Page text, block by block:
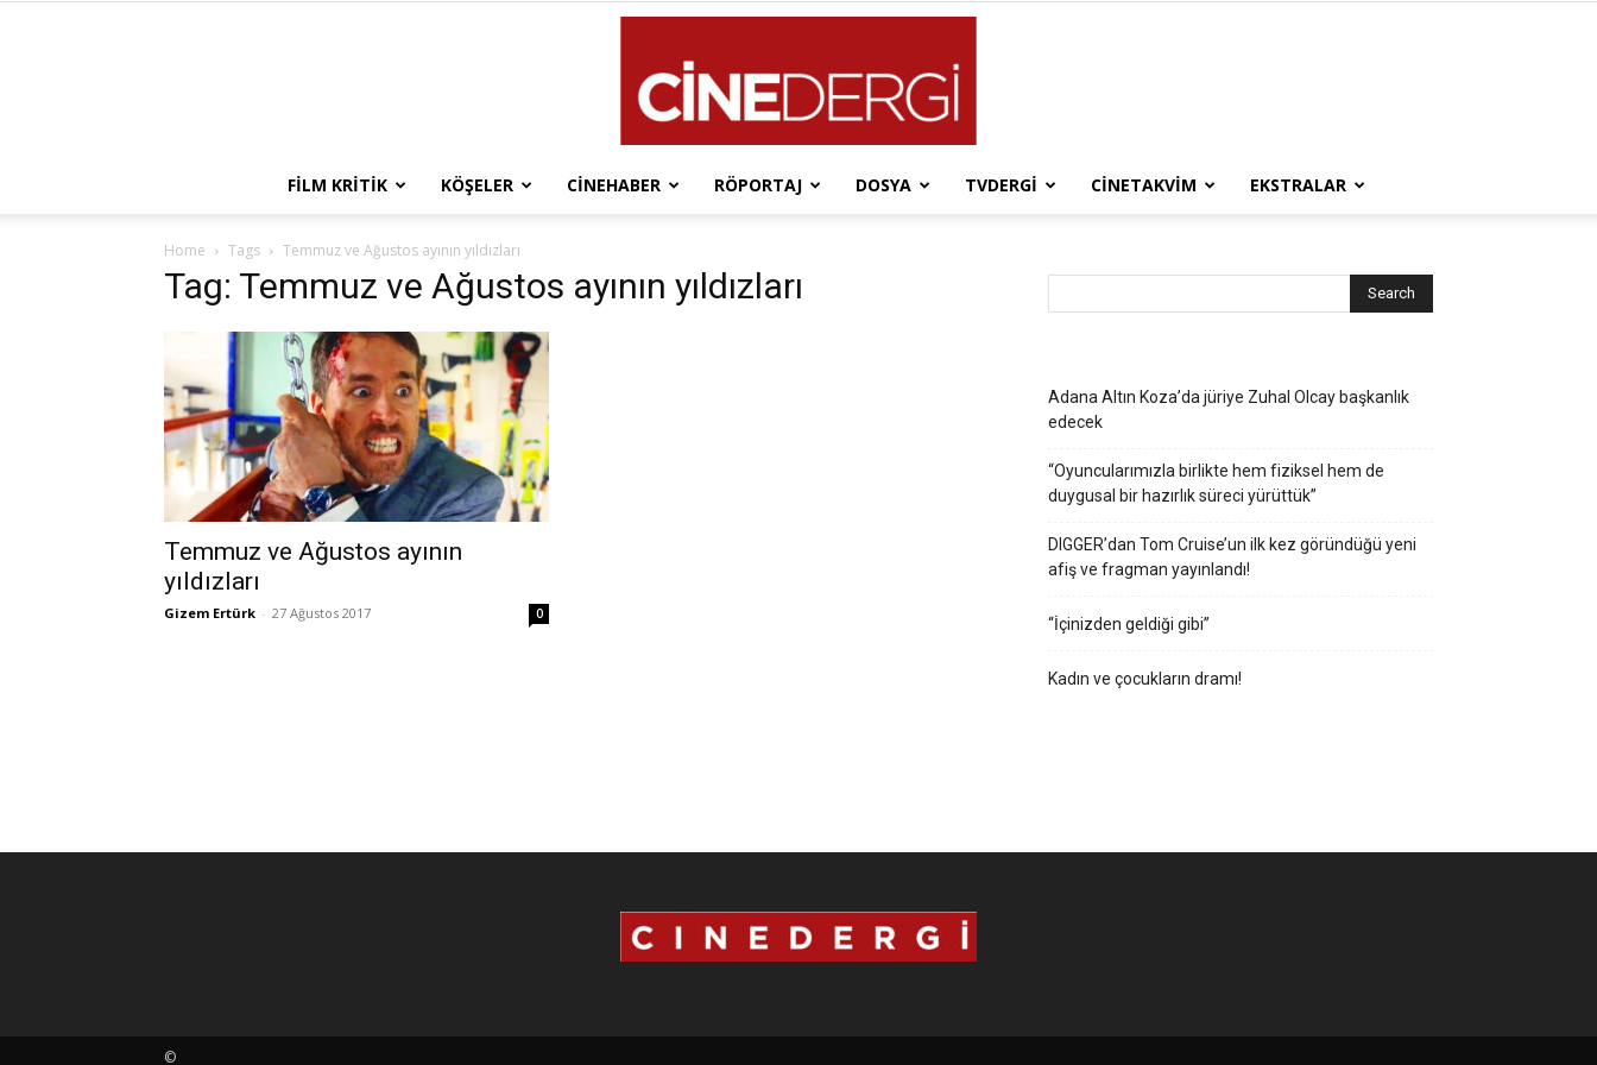
FILM KRITIK KÖŞELER CINEHABER RÖPORTAJ DOSYA TVDERGI CINETAKVIM EKSTRALAR
Home Tags Temmuz ve Ağustos ayının yıldızları
Tag: Temmuz ve Ağustos ayının yıldızları
Temmuz ve Ağustos ayının
yıldızları
Gizem Ertürk - 27 Ağustos 2017 0
Adana Altın Koza’da jüriye Zuhal Olcay başkanlık
edecek
“Oyuncularımızla birlikte hem fiziksel hem de
duygusal bir hazırlık süreci yürüttük”
DIGGER’dan Tom Cruise’un ilk kez göründüğü yeni
afiş ve fragman yayınlandı!
“İçinizden geldiği gibi”
Kadın ve çocukların dramı!
©